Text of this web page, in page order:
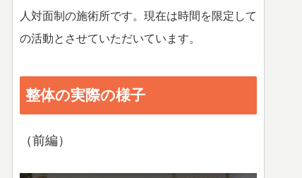
人対面制の施術所です。現在は時間を限定して
の活動とさせていただいています。
整体の実際の様子
（前編）